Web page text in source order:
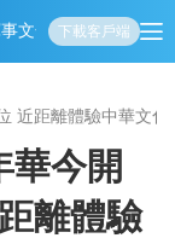
文化 娛樂生活教育體
下載客戶端
近距離體驗中華文化
華今開
離體驗